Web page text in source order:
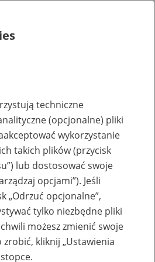
ograniczeniach w
PUE ZUS oraz
techniczne
(opcjonalne) pliki
wykorzystanie
takich plików (przycisk
lub dostosować swoje
opcjami”). Jeśli
„Odrzuć opcjonalne”,
tylko niezbędne pliki
możesz zmienić swoje
kliknij „Ustawienia